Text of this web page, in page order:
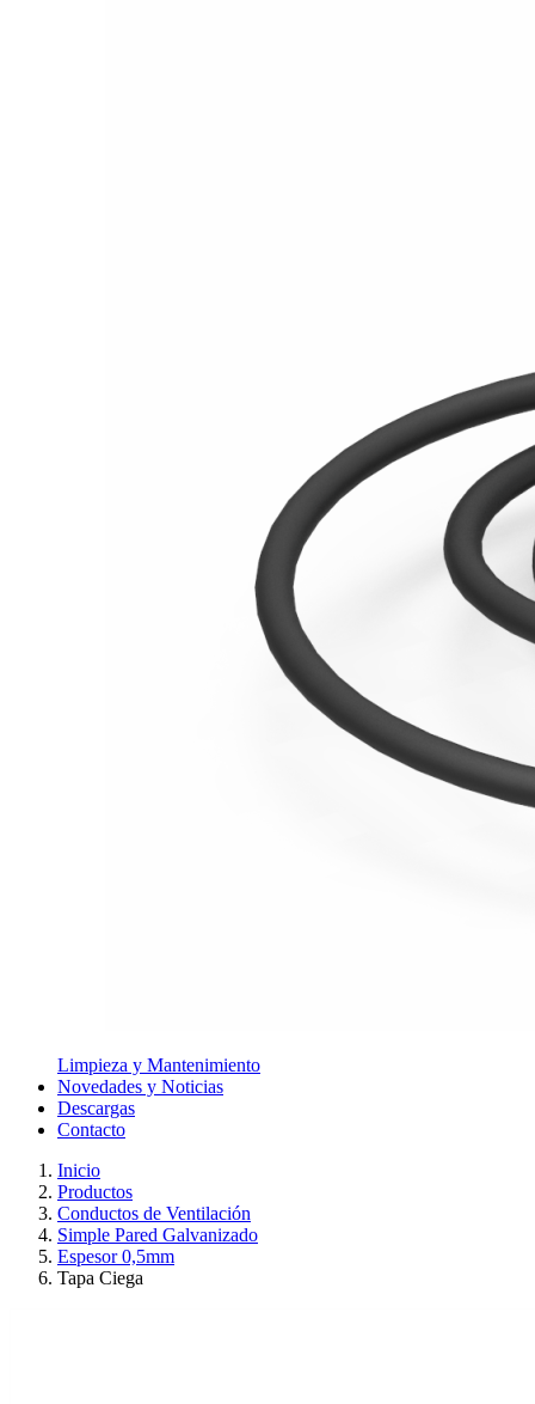
Limpieza y Mantenimiento
Novedades y Noticias
Descargas
Contacto
Inicio
Productos
Conductos de Ventilación
Simple Pared Galvanizado
Espesor 0,5mm
Tapa Ciega